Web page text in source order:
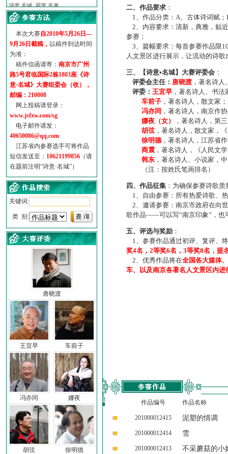
·【诗意·名城】地铁展示作...
诗意名城·地铁时间
·地铁完美呈现【诗意·名城...
参赛作品多达5000多首
“诗意·名城”晒诗会
特别通知--致广大诗词爱好...
本次大赛自2010年5月26日—
9月26日截稿， 以稿件到达时间
为准：
稿件信函请寄： 南京市广州
路5号君临国际2栋1803座《诗
意·名城》大赛组委会（收），
邮编：210008
网上投稿请登录：
www.jsfxw.com/sg
电子邮件请发：
40650086@qq.com
江苏省内参赛选手可将作品
短信发送至： 10621199856 （请
在题前注明“诗意·名城”）
关键词:
类 别:
唐晓渡
王宜早 车前子
冯亦同 娜夜
胡弦 徐明德
二、作品要求 ：
1、作品分类：A、古体诗词赋；
2、内容要求：清新，典雅，贴
参赛；
3、篇幅要求：每首参赛作品限
人文景区进行展示，让流动的诗
三、【诗意•名城】大赛评委会 ：
评委会主任： 唐晓渡 ，著名诗
评委： 王宜早 ，著名诗人、书
车前子 ，著名诗人，散文家；
冯亦同 ，著名诗人，南京作
娜夜（女）
，著名诗人，第
胡弦，著名诗人，散文家，
徐明德，著名诗人，江苏省
商震 ，著名诗人，《人民文
韩东 ，著名诗人、小说家，
（注：按姓氏笔画排名）
四、作品征集 ：为确保参赛诗歌
1、自由参赛：所有热爱诗歌、
2、邀请参赛：南京市政府在向
歌作品——可以写“南京印象”，也
五、评选与奖励 ：
1、参赛作品通过初评、复评、
奖4名，2等奖6名，3等奖8名，提
2、优秀作品将在全国各大媒体
车、以及南京各著名人文景区内进
作品编号 作品名称
201000012415 泥塑的情调
201000012414 雪
201000012413 不采蘑菇的小